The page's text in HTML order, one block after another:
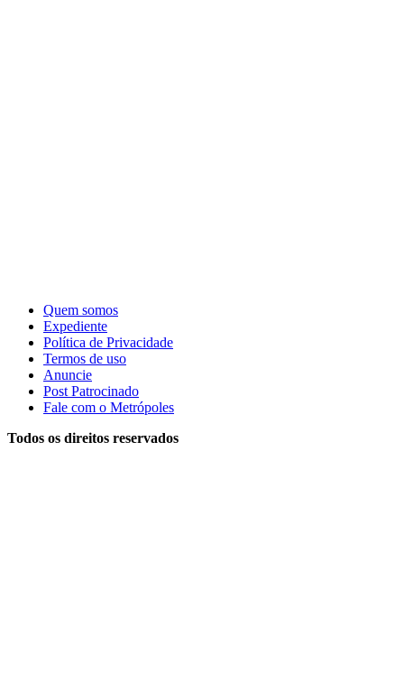
Quem somos
Expediente
Política de Privacidade
Termos de uso
Anuncie
Post Patrocinado
Fale com o Metrópoles
Todos os direitos reservados